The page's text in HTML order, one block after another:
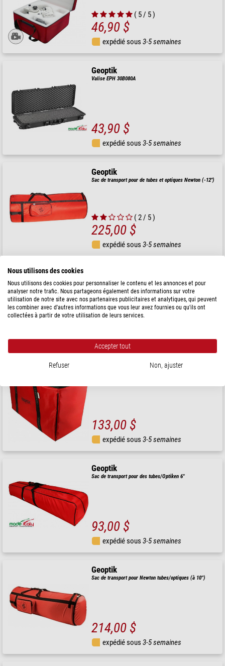
( 5 / 5 )
46,90 $
expédié sous3-5 semaines
Geoptik
Valise EPH 30B080A
43,90 $
expédié sous3-5 semaines
Geoptik
Sac de transport pour de tubes et optiques Newton (-12")
( 2 / 5 )
225,00 $
expédié sous3-5 semaines
Geoptik
Sac de transport pour Newton 8" jusqu'à 1000 mm de distance
focale
expédié sous3-5 semaines
133,00 $
expédié sous3-5 semaines
Geoptik
Sac de transport pour des tubes/Optiken 6"
93,00 $
expédié sous3-5 semaines
Geoptik
Sac de transport pour Newton tubes/optiques (à 10'')
214,00 $
expédié sous3-5 semaines
Nous utilisons des cookies
Nous utilisons des cookies pour personnaliser le contenu et les annonces et pour
analyser notre trafic. Nous partageons également des informations sur votre
utilisation de notre site avec nos partenaires publicitaires et analytiques, qui peuvent
les combiner avec d'autres informations que vous leur avez fournies ou qu'ils ont
collectées à partir de votre utilisation de leurs services.
Accepter tout
Refuser Non, ajuster